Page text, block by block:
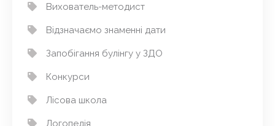
Вихователь-методист
Відзначаємо знаменні дати
Запобігання булінгу у ЗДО
Конкурси
Лісова школа